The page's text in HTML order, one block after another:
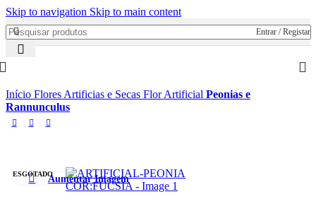
Skip to navigation Skip to main content
Entrar / Registar
Início Flores Artificias e Secas Flor Artificial Peonias e
Rannunculus
ESGOTADOAumentar Imagem